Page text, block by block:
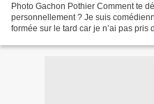
Photo Gachon Pothier Comment te
personnellement ? Je suis
formée sur le tard car je n’ai pas pris